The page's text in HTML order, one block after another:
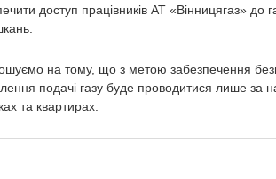
доступ працівників АТ «Вінницягаз» до
на тому, що з метою забезпечення
подачі газу буде проводитися лише за
та квартирах.